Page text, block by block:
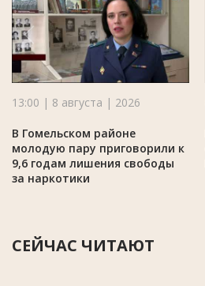
13:00 | 8 августа | 2026
В Гомельском районе
молодую пару приговорили к
9,6 годам лишения свободы
за наркотики
СЕЙЧАС ЧИТАЮТ